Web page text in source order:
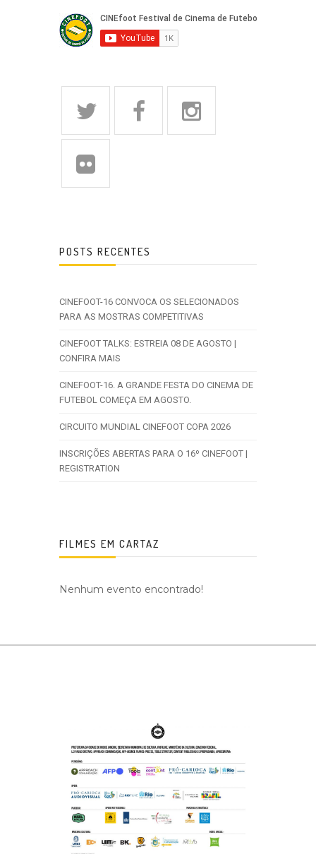
POSTS RECENTES
CINEFOOT-16 CONVOCA OS SELECIONADOS
PARA AS MOSTRAS COMPETITIVAS
CINEFOOT TALKS: ESTREIA 08 DE AGOSTO |
CONFIRA MAIS
CINEFOOT-16. A GRANDE FESTA DO CINEMA DE
FUTEBOL COMEÇA EM AGOSTO.
CIRCUITO MUNDIAL CINEFOOT COPA 2026
INSCRIÇÕES ABERTAS PARA O 16º CINEFOOT |
REGISTRATION
FILMES EM CARTAZ
Nenhum evento encontrado!